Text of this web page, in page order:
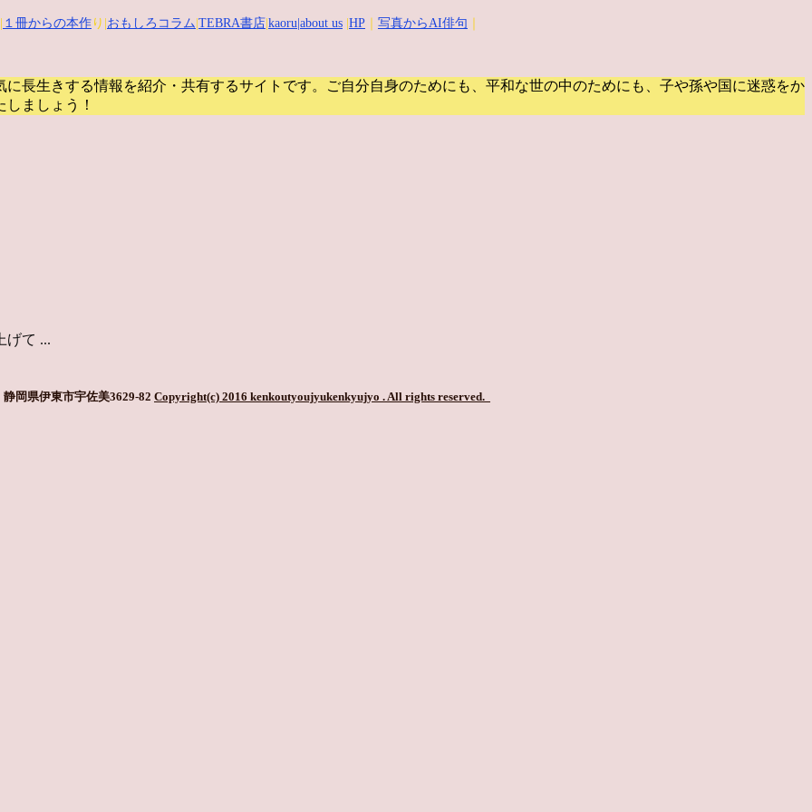
１冊からの本作 り| おもしろコラム TEBRA書店 kaoru |about us HP 写真からAI俳句
長生きする情報を紹介・共有するサイトです。
ご自分自身のためにも、平和な世の中のためにも、子や孫や国に迷惑をか
ましょう！
げて ...
岡県伊東市宇佐美3629-82 Copyright(c) 2016 kenkoutyoujyukenkyujyo . All rights reserved.